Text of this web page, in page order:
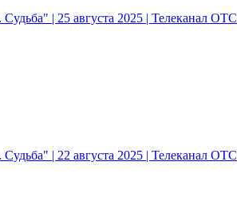
| 25 августа 2025 | Телеканал ОТС
| 22 августа 2025 | Телеканал ОТС